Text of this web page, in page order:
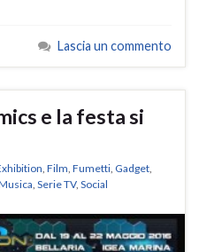
Lascia un commento
e la festa si
Film Fumetti Gadget
Serie TV, Social